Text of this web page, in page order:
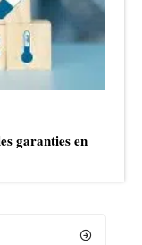
garanties en